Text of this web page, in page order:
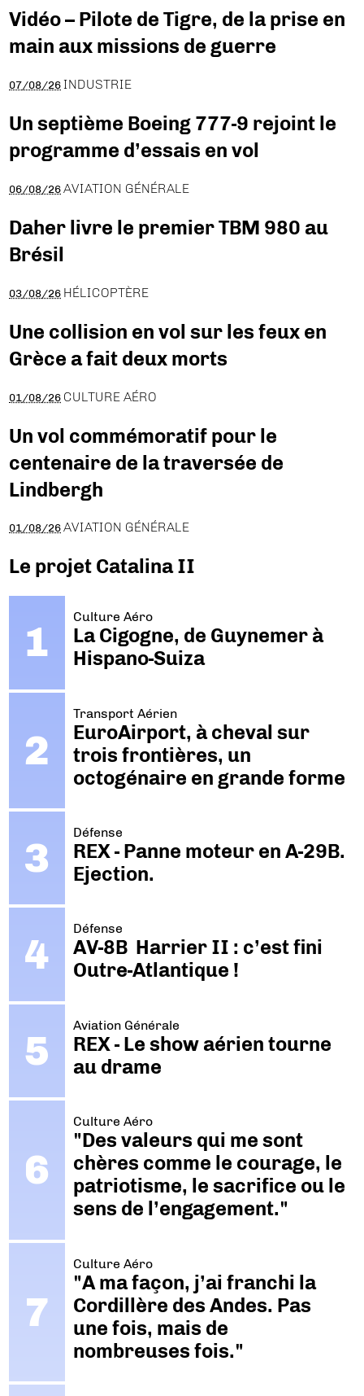
Vidéo – Pilote de Tigre, de la prise en
main aux missions de guerre
07/08/26 INDUSTRIE
Un septième Boeing 777-9 rejoint le
programme d’essais en vol
06/08/26 AVIATION GÉNÉRALE
Daher livre le premier TBM 980 au
Brésil
03/08/26 HÉLICOPTÈRE
Une collision en vol sur les feux en
Grèce a fait deux morts
01/08/26 CULTURE AÉRO
Un vol commémoratif pour le
centenaire de la traversée de
Lindbergh
01/08/26 AVIATION GÉNÉRALE
Le projet Catalina II
Culture Aéro
La Cigogne, de Guynemer à
Hispano-Suiza
Transport Aérien
EuroAirport, à cheval sur
trois frontières, un
octogénaire en grande forme
Défense
REX - Panne moteur en A-29B.
Ejection.
Défense
AV-8B Harrier II : c’est fini
Outre-Atlantique !
Aviation Générale
REX - Le show aérien tourne
au drame
Culture Aéro
"Des valeurs qui me sont
chères comme le courage, le
patriotisme, le sacrifice ou le
sens de l’engagement."
Culture Aéro
"A ma façon, j’ai franchi la
Cordillère des Andes. Pas
une fois, mais de
nombreuses fois."